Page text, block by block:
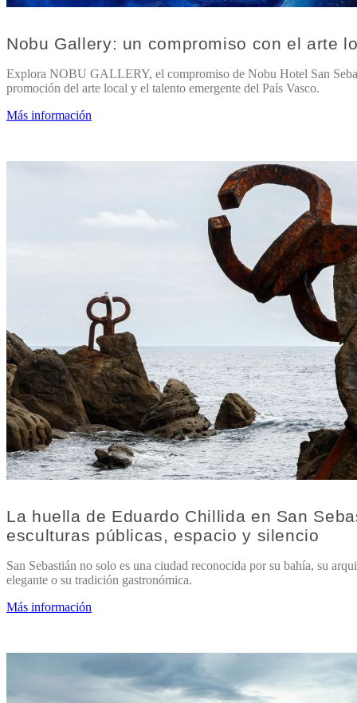
Nobu Gallery: un compromiso con el arte
Explora NOBU GALLERY, el compromiso de Nobu Hotel San
promoción del arte local y el talento emergente del País Vasco.
Más información
La huella de Eduardo Chillida en San
esculturas públicas, espacio y silencio
San Sebastián no solo es una ciudad reconocida por su bahía, su
elegante o su tradición gastronómica.
Más información